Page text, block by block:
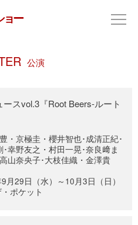
公演
スvol.3『Root Beers-ルート
・京極圭・櫻井智也･成清正紀･
幸野友之・村田一晃･奈良﨑ま
山奈央子･大枝佳織・金澤貴
月29日（水）～10月3日（日）
ポケット